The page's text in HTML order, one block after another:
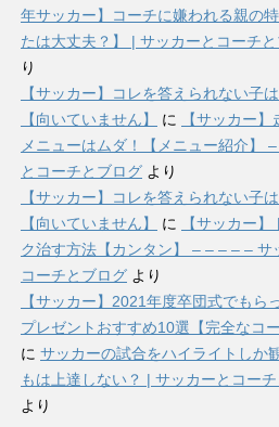
年サッカー】コーチに嫌われる親の
たは大丈夫？】 | サッカーとコーチ
り
【サッカー】コレを答えられない子
【向いていません】
に
【サッカー
メニューはムダ！【メニュー紹介】
とコーチとブログ より
【サッカー】コレを答えられない子
【向いていません】
に
【サッカー】
ク治す方法【カンタン】 – – – – – サ
コーチとブログ より
【サッカー】2021年度卒団式でもら
プレゼントおすすめ10選【完全なコー
に サッカーの試合をハイライトしか
もは上達しない？ | サッカーとコー
より